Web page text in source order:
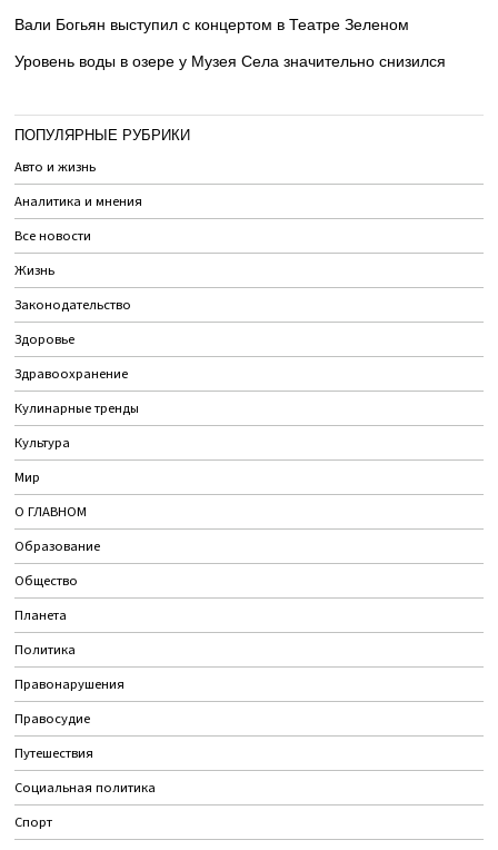
Вали Богьян выступил с концертом в Театре Зеленом
Уровень воды в озере у Музея Села значительно снизился
ПОПУЛЯРНЫЕ РУБРИКИ
Авто и жизнь
Аналитика и мнения
Все новости
Жизнь
Законодательство
Здоровье
Здравоохранение
Кулинарные тренды
Культура
Мир
О ГЛАВНОМ
Образование
Общество
Планета
Политика
Правонарушения
Правосудие
Путешествия
Социальная политика
Спорт